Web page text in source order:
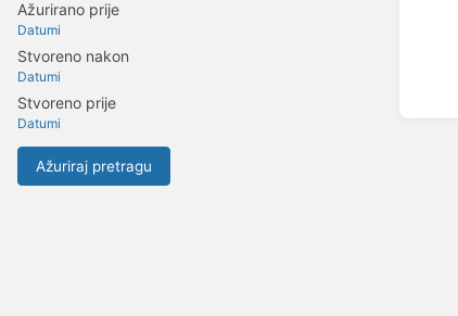
Ažurirano prije
Datumi
Stvoreno nakon
Datumi
Stvoreno prije
Datumi
Ažuriraj pretragu